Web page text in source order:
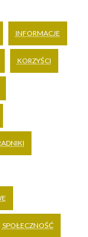
INFORMACJE
KORZYŚCI
SPOŁECZNOŚĆ